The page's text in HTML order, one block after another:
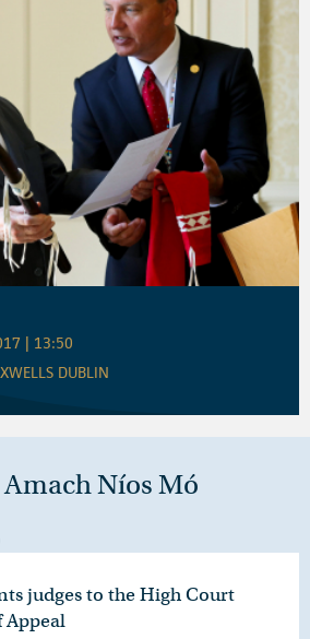
| 13:50
DUBLIN
Níos Mó
judges to the High Court
Appeal